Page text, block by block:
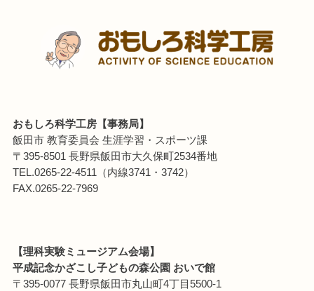
おもしろ科学工房【事務局】
飯田市 教育委員会 生涯学習・スポーツ課
〒395-8501 長野県飯田市大久保町2534番地
TEL.0265-22-4511（内線3741・3742）
FAX.0265-22-7969
【理科実験ミュージアム会場】
平成記念かざこし子どもの森公園 おいで館
〒395-0077 長野県飯田市丸山町4丁目5500-1